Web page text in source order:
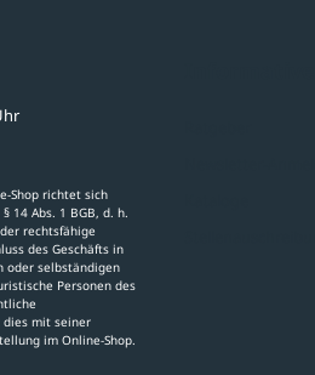
Shop richtet sich
14 Abs. 1 BGB, d. h.
rechtsfähige
des Geschäfts in
oder selbständigen
Personen des
dies mit seiner
im Online-Shop.